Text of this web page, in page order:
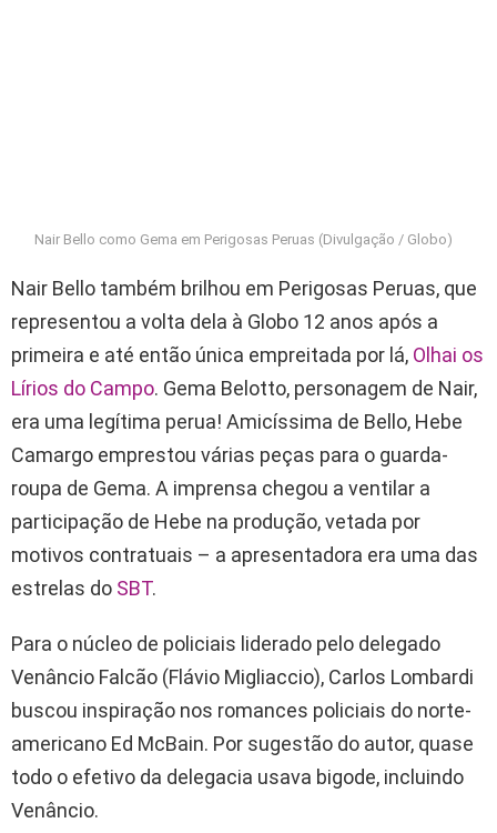
Nair Bello como Gema em Perigosas Peruas (Divulgação / Globo)
Nair Bello também brilhou em Perigosas Peruas, que
representou a volta dela à Globo 12 anos após a
primeira e até então única empreitada por lá, Olhai os
Lírios do Campo. Gema Belotto, personagem de Nair,
era uma legítima perua! Amicíssima de Bello, Hebe
Camargo emprestou várias peças para o guarda-
roupa de Gema. A imprensa chegou a ventilar a
participação de Hebe na produção, vetada por
motivos contratuais – a apresentadora era uma das
estrelas do SBT.
Para o núcleo de policiais liderado pelo delegado
Venâncio Falcão (Flávio Migliaccio), Carlos Lombardi
buscou inspiração nos romances policiais do norte-
americano Ed McBain. Por sugestão do autor, quase
todo o efetivo da delegacia usava bigode, incluindo
Venâncio.